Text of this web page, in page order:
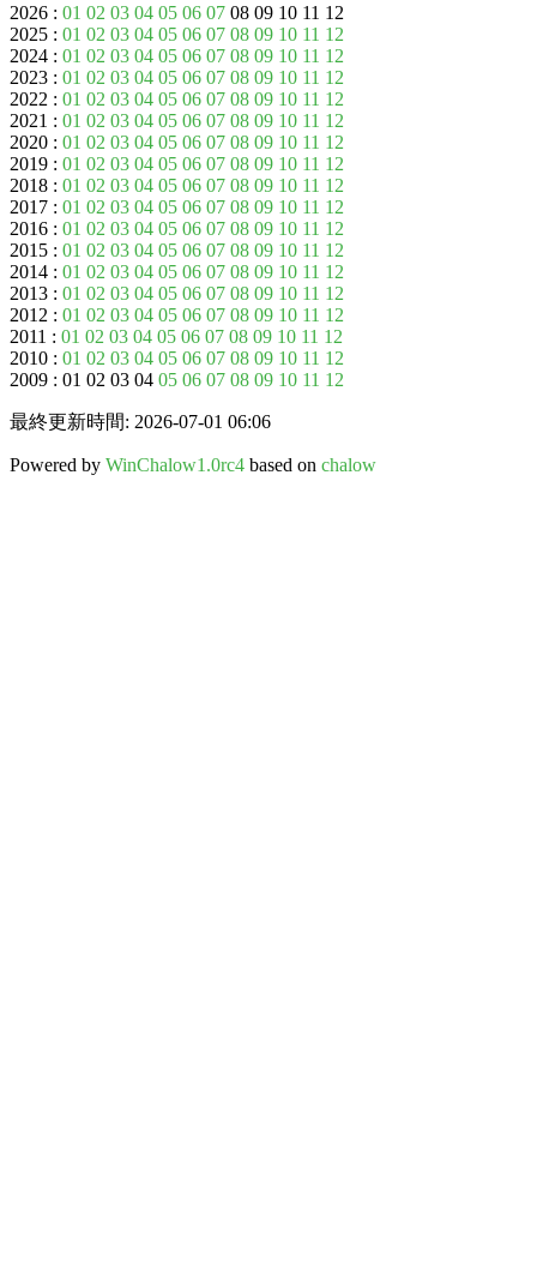
2026 : 01 02 03 04 05 06 07 08 09 10 11 12
2025 : 01 02 03 04 05 06 07 08 09 10 11 12
2024 : 01 02 03 04 05 06 07 08 09 10 11 12
2023 : 01 02 03 04 05 06 07 08 09 10 11 12
2022 : 01 02 03 04 05 06 07 08 09 10 11 12
2021 : 01 02 03 04 05 06 07 08 09 10 11 12
2020 : 01 02 03 04 05 06 07 08 09 10 11 12
2019 : 01 02 03 04 05 06 07 08 09 10 11 12
2018 : 01 02 03 04 05 06 07 08 09 10 11 12
2017 : 01 02 03 04 05 06 07 08 09 10 11 12
2016 : 01 02 03 04 05 06 07 08 09 10 11 12
2015 : 01 02 03 04 05 06 07 08 09 10 11 12
2014 : 01 02 03 04 05 06 07 08 09 10 11 12
2013 : 01 02 03 04 05 06 07 08 09 10 11 12
2012 : 01 02 03 04 05 06 07 08 09 10 11 12
2011 : 01 02 03 04 05 06 07 08 09 10 11 12
2010 : 01 02 03 04 05 06 07 08 09 10 11 12
2009 : 01 02 03 04 05 06 07 08 09 10 11 12
最終更新時間: 2026-07-01 06:06
Powered by WinChalow1.0rc4 based on chalow